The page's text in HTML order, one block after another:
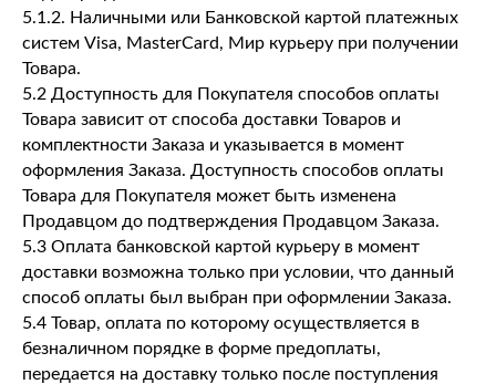
5.1.2. Наличными или Банковской картой платежных
систем Visa, MasterCard, Мир курьеру при получении
Товара.
5.2 Доступность для Покупателя способов оплаты
Товара зависит от способа доставки Товаров и
комплектности Заказа и указывается в момент
оформления Заказа. Доступность способов оплаты
Товара для Покупателя может быть изменена
Продавцом до подтверждения Продавцом Заказа.
5.3 Оплата банковской картой курьеру в момент
доставки возможна только при условии, что данный
способ оплаты был выбран при оформлении Заказа.
5.4 Товар, оплата по которому осуществляется в
безналичном порядке в форме предоплаты,
передается на доставку только после поступления